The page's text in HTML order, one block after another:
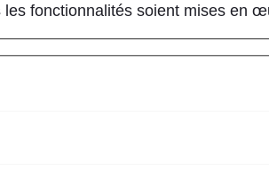
les fonctionnalités soient mises en